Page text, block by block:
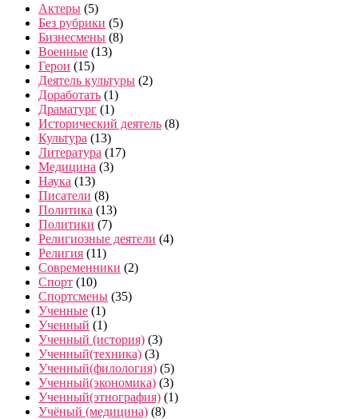
Актеры (5)
Без рубрики (5)
Бизнесмены (8)
Военные (13)
Герои (15)
Деятель культуры (2)
Доработать (1)
Драматург (1)
Исторический деятель (8)
Культура (13)
Литература (17)
Медицина (3)
Наука (13)
Писатели (8)
Политика (13)
Политики (7)
Религиозные деятели (4)
Религия (11)
Современники (2)
Спорт (10)
Спортсмены (35)
Ученные (1)
Ученный (1)
Ученный (история) (3)
Ученный(техника) (3)
Ученный(филология) (5)
Ученный(экономика) (3)
Ученный(этнография) (1)
Учёный (медицина) (8)